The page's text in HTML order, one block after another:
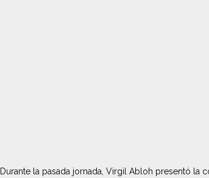
Durante la pasada jornada, Virgil Abloh presentó la